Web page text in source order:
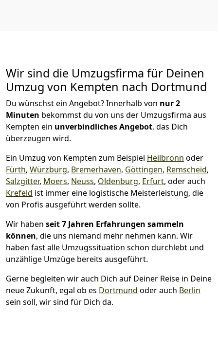
Wir sind die Umzugsfirma für Deinen
Umzug von Kempten nach Dortmund
Du wünschst ein Angebot? Innerhalb von nur 2
Minuten bekommst du von uns der Umzugsfirma aus
Kempten ein unverbindliches Angebot, das Dich
überzeugen wird.
Ein Umzug von Kempten zum Beispiel Heilbronn oder
Fürth, Würzburg, Bremer­haven, Göttingen, Remscheid,
Salzgitter, Moers, Neuss, Oldenburg, Erfurt, oder auch
Krefeld ist immer eine logistische Meisterleistung, die
von Profis ausgeführt werden sollte.
Wir haben seit7 Jahren Erfahrungen sammeln
können, die uns niemand mehr nehmen kann. Wir
haben fast alle Umzugssituation schon durchlebt und
unzählige Umzüge bereits ausgeführt.
Gerne begleiten wir auch Dich auf Deiner Reise in Deine
neue Zukunft, egal ob es Dortmund oder auch Berlin
sein soll, wir sind für Dich da.